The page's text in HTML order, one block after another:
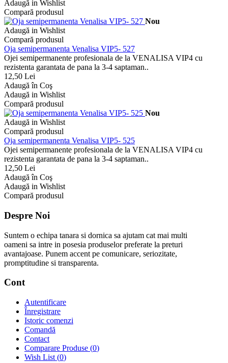
Adaugă in Wishlist
Compară produsul
Nou
Adaugă in Wishlist
Compară produsul
Oja semipermanenta Venalisa VIP5- 527
Ojei semipermanente profesionala de la VENALISA VIP4 cu
rezistenta garantata de pana la 3-4 saptaman..
12,50 Lei
Adaugă în Coş
Adaugă in Wishlist
Compară produsul
Nou
Adaugă in Wishlist
Compară produsul
Oja semipermanenta Venalisa VIP5- 525
Ojei semipermanente profesionala de la VENALISA VIP4 cu
rezistenta garantata de pana la 3-4 saptaman..
12,50 Lei
Adaugă în Coş
Adaugă in Wishlist
Compară produsul
Despre Noi
Suntem o echipa tanara si dornica sa ajutam cat mai multi
oameni sa intre in posesia produselor preferate la preturi
avantajoase. Punem accent pe comunicare, seriozitate,
promptitudine si transparenta.
Cont
Autentificare
Înregistrare
Istoric comenzi
Comandă
Contact
Comparare Produse (0)
Wish List (0)